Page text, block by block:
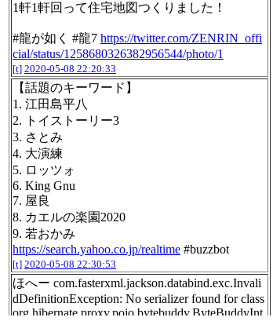
1軒1軒回って住宅地図つくりました！
#龍が如く #龍7 https://twitter.com/ZENRIN_offi
cial/status/1258680326382956544/photo/1
[t] 2020-05-08 22:20:33
【話題のキーワード】
1. 江田島平八
2. トイストーリー3
3. さとみ
4. 大演練
5. ロッツォ
6. King Gnu
7. 屋良
8. カエルの楽園2020
9. 若おかみ
https://search.yahoo.co.jp/realtime #buzzbot
[t] 2020-05-08 22:30:53
ほへー com.fasterxml.jackson.databind.exc.Invali
dDefinitionException: No serializer found for class
org.hibernate.proxy.pojo.bytebuddy.ByteBuddyInt